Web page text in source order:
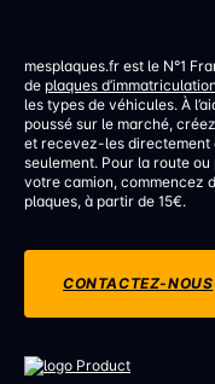
mesplaques.fr est le N°1
de plaques d’immatriculation
les types de véhicules. À
poussé sur le marché,
et recevez-les directement
seulement. Pour la route
votre camion, commencez
plaques, à partir de 15€.
CONTACTEZ-NOUS